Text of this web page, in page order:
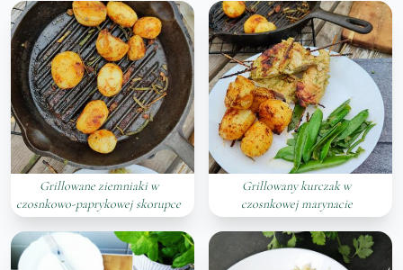
Grillowane ziemniaki w
czosnkowo-paprykowej skorupce
Grillowany kurczak w
czosnkowej marynacie